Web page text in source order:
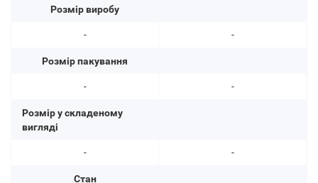
Розмір виробу
-
Розмір пакування
-
Розмір у складеному
вигляді
-
Стан
-
-
-